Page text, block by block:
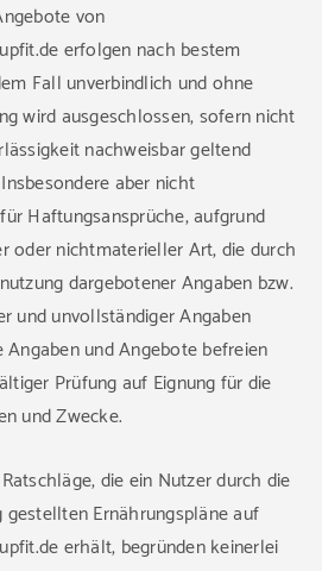
von
erfolgen nach bestem
Fall unverbindlich und ohne
wird ausgeschlossen, sofern nicht
nachweisbar geltend
aber nicht
Haftungsansprüche, aufgrund
oder nichtmaterieller Art, die durch
dargebotener Angaben bzw.
und unvollständiger Angaben
und Angebote befreien
Prüfung auf Eignung für die
und Zwecke.
die ein Nutzer durch die
Ernährungspläne auf
erhält, begründen keinerlei